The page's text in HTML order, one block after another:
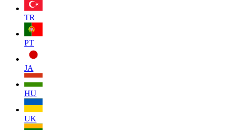
TR
PT
JA
HU
UK